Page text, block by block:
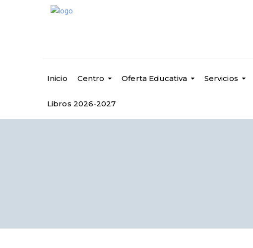
Inicio Centro Oferta Educativa Servicios
Libros 2026-2027